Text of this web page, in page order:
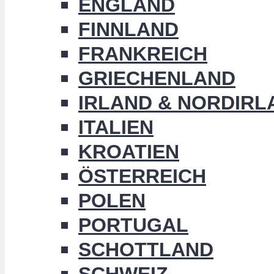
ENGLAND
FINNLAND
FRANKREICH
GRIECHENLAND
IRLAND &
ITALIEN
KROATIEN
ÖSTERREICH
POLEN
PORTUGAL
SCHOTTLAND